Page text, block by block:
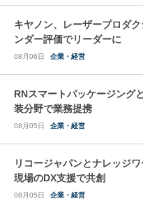
キヤノン、レーザープロダ
ンダー評価でリーダーに
08月06日 企業・経営
RNスマートパッケージング
装分野で業務提携
08月05日 企業・経営
リコージャパンとナレッジ
現場のDX支援で共創
08月05日 企業・経営